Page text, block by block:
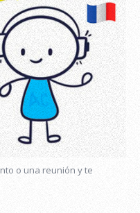
o una reunión y te